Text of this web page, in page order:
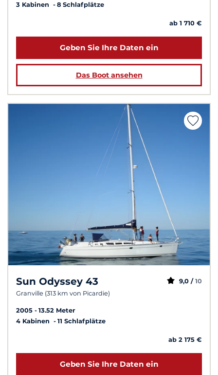
3 Kabinen
8 Schlafplätze
ab 1 710 €
Geben Sie Ihre Daten ein
Das Boot ansehen
Sun Odyssey 43
Granville (313 km von Picardie)
9,0 / 10
2005
13.52 Meter
4 Kabinen
11 Schlafplätze
ab 2 175 €
Geben Sie Ihre Daten ein